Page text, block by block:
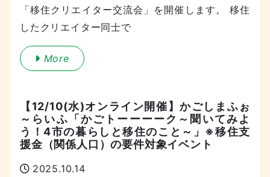
「移住クリエイター交流会」を開催します。 移住
したクリエイター同士で
More
【12/10(水)オンライン開催】かごしまふぉ
～らいふ「かごトーーーーク～聞いてみよ
う！4市の暮らしと移住のこと～」※移住支
援金（関係人口）の要件対象イベント
2025.10.14